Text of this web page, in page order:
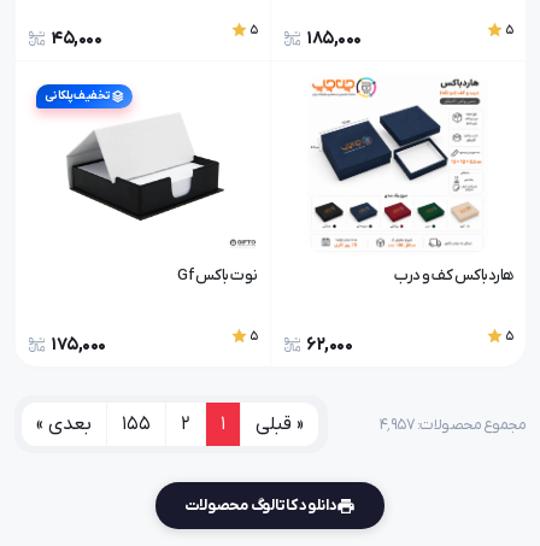
5
185,000
5
45,000
هاردباکس کف و درب
5
62,000
نوت باکس Gf
5
175,000
تخفیف پلکانی
مجموع محصولات: ۴٬۹۵۷ « قبلی 1
2
155 بعدی »
دانلود کاتالوگ محصولات